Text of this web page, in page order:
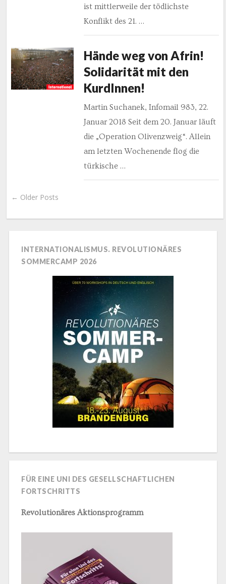
ist mittlerweile der tödlichste
Konflikt des 21. …
Hände weg von Afrin!
Solidarität mit den
KurdInnen!
Martin Suchanek, Infomail 983, 22.
Januar 2018 Seit dem 20. Januar läuft
die „Operation Olivenzweig“. Allein
am letzten Wochenende flog die
türkische …
← Older Posts
INTERNATIONALISMUS. REVOLUTIONÄRES
SOMMERCAMP 2026
FÜR EINE UNI DES GESELLSCHAFTLICHEN
FORTSCHRITTS
Revolutionäres Aktionsprogramm